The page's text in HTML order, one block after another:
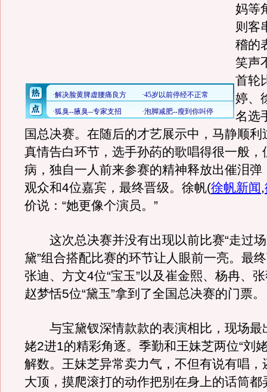
妈等
则客
稽的
笑声
首轮
婷、
名选
国总决赛。在随后的才艺展示中，马静顺利
真情告白环节，选手孙菂的歌唱得很一般，
病，独自一人前来参赛的精神释放出催泪弹
观众和4位嘉宾，最终晋级。徐帆(徐帆新闻,
价说：“她更像个演员。”
这次总决赛并没有出现以前比赛“走过场
黛”组合搭配比赛的环节让人眼前一亮。最
张迪、方文4位“宝玉”以及崔金熙、杨冉、
赵梦恬5位“黛玉”拿到了全国总决赛的门票。
与宝黛钗深情款款的表演相比，现场最
姥2进1的精彩角逐。季勤和王妹芝两位“刘
解数。王妹芝异常卖力气，不但有说有唱，
大顶，摸爬滚打的动作把别在身上的话筒都